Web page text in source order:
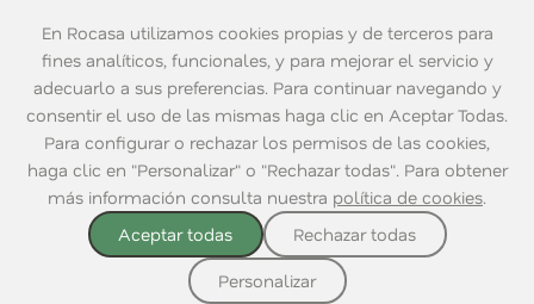
En Rocasa utilizamos cookies propias y de terceros para
fines analíticos, funcionales, y para mejorar el servicio y
adecuarlo a sus preferencias. Para continuar navegando y
consentir el uso de las mismas haga clic en Aceptar Todas.
Para configurar o rechazar los permisos de las cookies,
haga clic en "Personalizar" o "Rechazar todas". Para obtener
más información consulta nuestra política de cookies.
Aceptar todas
Rechazar todas
Personalizar
Home Baño |Accesorios | Mangos ducha
ESCOBILLEROS PAPELERAS MANGOS DUCHA BARRAS
Ordenar por: